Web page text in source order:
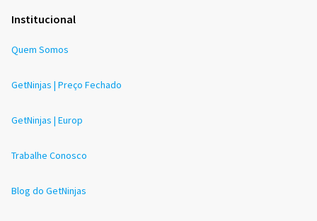
Institucional
Quem Somos
GetNinjas | Preço Fechado
GetNinjas | Europ
Trabalhe Conosco
Blog do GetNinjas